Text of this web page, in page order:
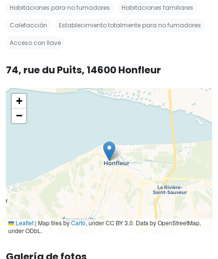
Habitaciones para no fumadores Habitaciones familiares
Calefacción Establecimiento totalmente para no fumadores
Acceso con llave
74, rue du Puits, 14600 Honfleur
+
−
Leaflet | Map tiles byCarto, under CC BY 3.0. Data by OpenStreetMap,
under ODbL.